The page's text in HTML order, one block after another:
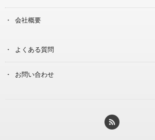
会社概要
よくある質問
お問い合わせ